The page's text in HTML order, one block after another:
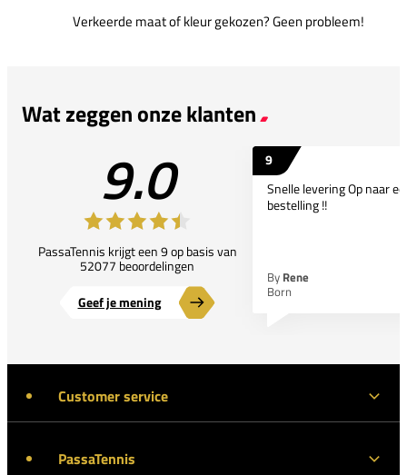
Verkeerde maat of kleur gekozen? Geen probleem!
Wat zeggen onze klanten
9.0
PassaTennis krijgt een 9 op basis van
52077 beoordelingen
Geef je mening
9
Snelle levering Op naar
bestelling !!
By Rene
Born
Customer service
PassaTennis